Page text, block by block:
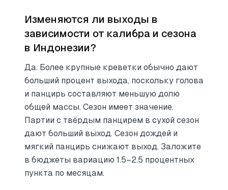
Изменяются ли выходы в
зависимости от калибра и сезона
в Индонезии?
Да. Более крупные креветки обычно дают
больший процент выхода, поскольку голова
и панцирь составляют меньшую долю
общей массы. Сезон имеет значение.
Партии с твёрдым панцирем в сухой сезон
дают больший выход. Сезон дождей и
мягкий панцирь снижают выход. Заложите
в бюджеты вариацию 1.5–2.5 процентных
пункта по месяцам.